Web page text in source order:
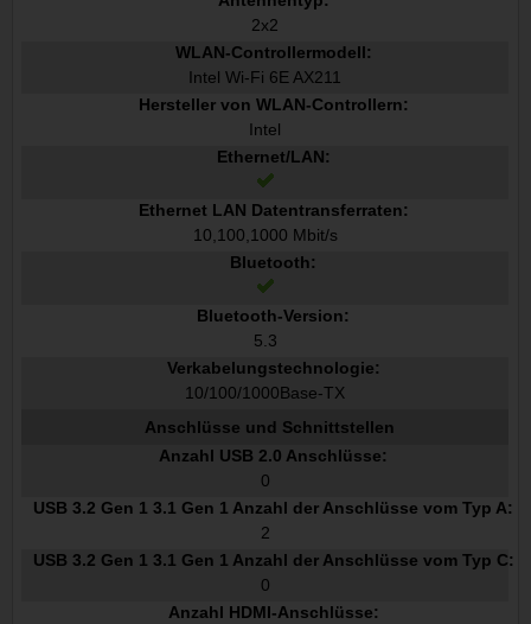
2x2
WLAN-Controllermodell:
Intel Wi-Fi 6E AX211
Hersteller von WLAN-Controllern:
Intel
Ethernet/LAN:
Ethernet LAN Datentransferraten:
10,100,1000 Mbit/s
Bluetooth:
Bluetooth-Version:
5.3
Verkabelungstechnologie:
10/100/1000Base-TX
Anschlüsse und Schnittstellen
Anzahl USB 2.0 Anschlüsse:
0
USB 3.2 Gen 1 3.1 Gen 1 Anzahl der Anschlüsse vom Typ A:
2
USB 3.2 Gen 1 3.1 Gen 1 Anzahl der Anschlüsse vom Typ C:
0
Anzahl HDMI-Anschlüsse: